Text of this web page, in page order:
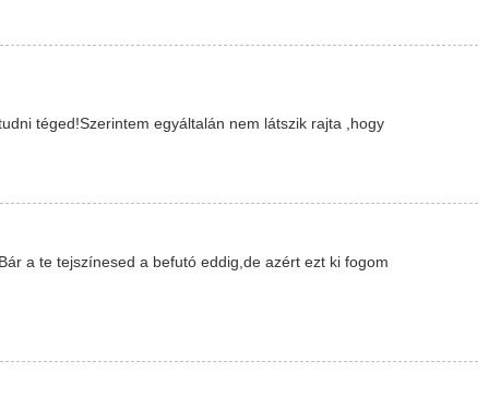
téged!Szerintem egyáltalán nem látszik rajta ,hogy
a te tejszínesed a befutó eddig,de azért ezt ki fogom